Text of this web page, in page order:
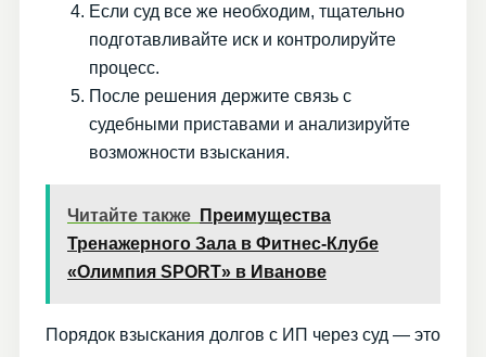
Если суд все же необходим, тщательно
подготавливайте иск и контролируйте
процесс.
После решения держите связь с
судебными приставами и анализируйте
возможности взыскания.
Читайте также
Преимущества
Тренажерного Зала в Фитнес-Клубе
«Олимпия SPORT» в Иванове
Порядок взыскания долгов с ИП через суд — это